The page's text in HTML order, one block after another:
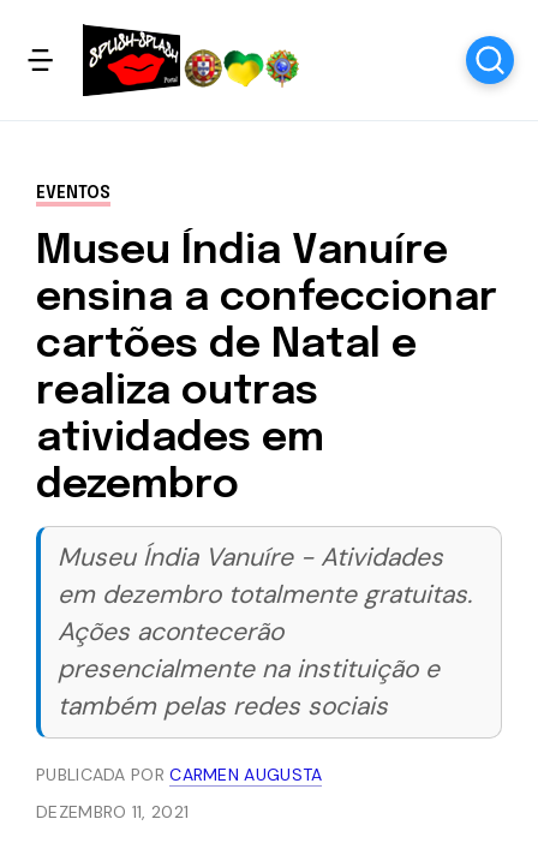
EVENTOS
Museu Índia Vanuíre
ensina a confeccionar
cartões de Natal e
realiza outras
atividades em
dezembro
Museu Índia Vanuíre - Atividades
em dezembro totalmente gratuitas.
Ações acontecerão
presencialmente na instituição e
também pelas redes sociais
PUBLICADA PORCARMEN AUGUSTA
DEZEMBRO 11, 2021